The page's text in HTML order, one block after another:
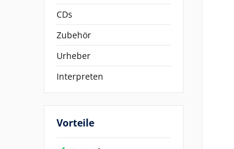
CDs
Zubehör
Urheber
Interpreten
Vorteile